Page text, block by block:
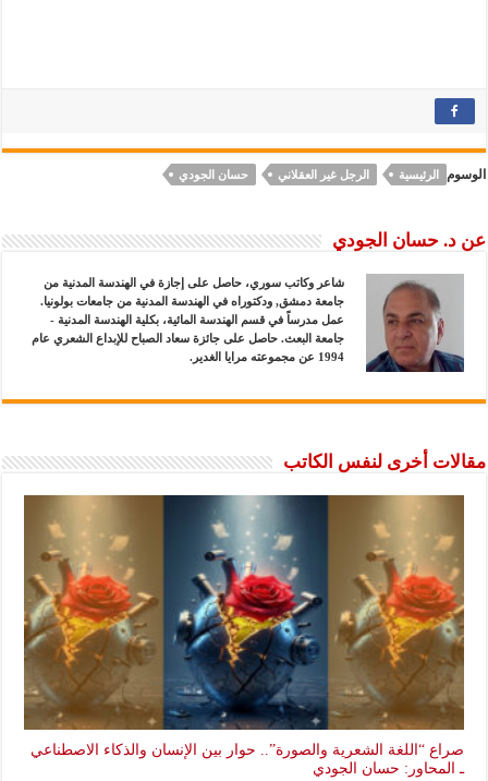
الوسوم الرئيسية الرجل غير العقلاني حسان الجودي
عن د. حسان الجودي
شاعر وكاتب سوري، حاصل على إجازة في الهندسة المدنية من
جامعة دمشق, ودكتوراه في الهندسة المدنية من جامعات بولونيا.
عمل مدرساً في قسم الهندسة المائية، بكلية الهندسة المدنية -
جامعة البعث. حاصل على جائزة سعاد الصباح للإبداع الشعري عام
1994 عن مجموعته مرايا الغدير.
مقالات أخرى لنفس الكاتب
صراع “اللغة الشعرية والصورة”.. حوار بين الإنسان والذكاء الاصطناعي
ـ المحاور: حسان الجودي